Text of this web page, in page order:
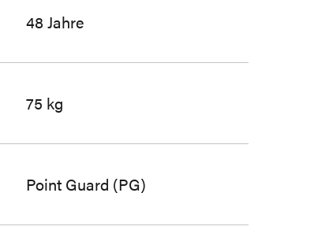
48 Jahre
75 kg
Point Guard (PG)